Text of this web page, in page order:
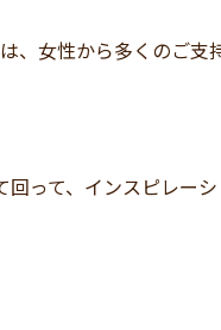
女性から多くのご支
って、インスピレー